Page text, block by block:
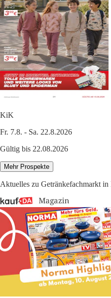
KiK
Fr. 7.8. - Sa. 22.8.2026
Gültig bis 22.08.2026
Mehr Prospekte
Aktuelles zu Getränkefachmarkt in